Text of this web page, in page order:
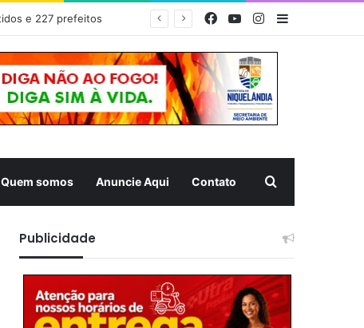
FacebookYouTubeInstagram
Quem somos Anuncie Aqui Contato
Publicidade